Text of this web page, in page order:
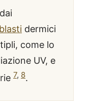
dermici
come lo
UV, e
7, 8.